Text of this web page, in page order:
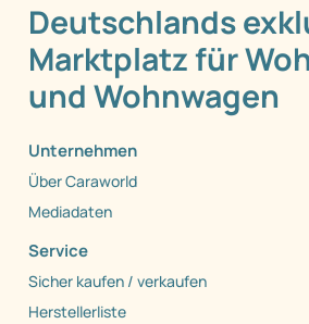
Deutschlands
Marktplatz für
und Wohnwagen
Unternehmen
Über Caraworld
Mediadaten
Service
Sicher kaufen / verkaufen
Herstellerliste